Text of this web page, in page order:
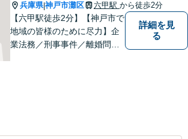
兵庫県|神戸市灘区 六甲駅 から徒歩2分
【六甲駅徒歩2分】【神戸市で
地域の皆様のために尽力】企
業法務／刑事事件／離婚問題
詳細を見
る